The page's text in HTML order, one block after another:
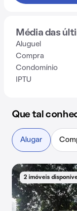
Média das
Aluguel
Compra
Condomínio
IPTU
Que tal
Alugar
2 imóveis